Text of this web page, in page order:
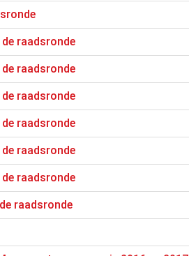
raadsronde
raadsronde
raadsronde
raadsronde
raadsronde
raadsronde
raadsronde